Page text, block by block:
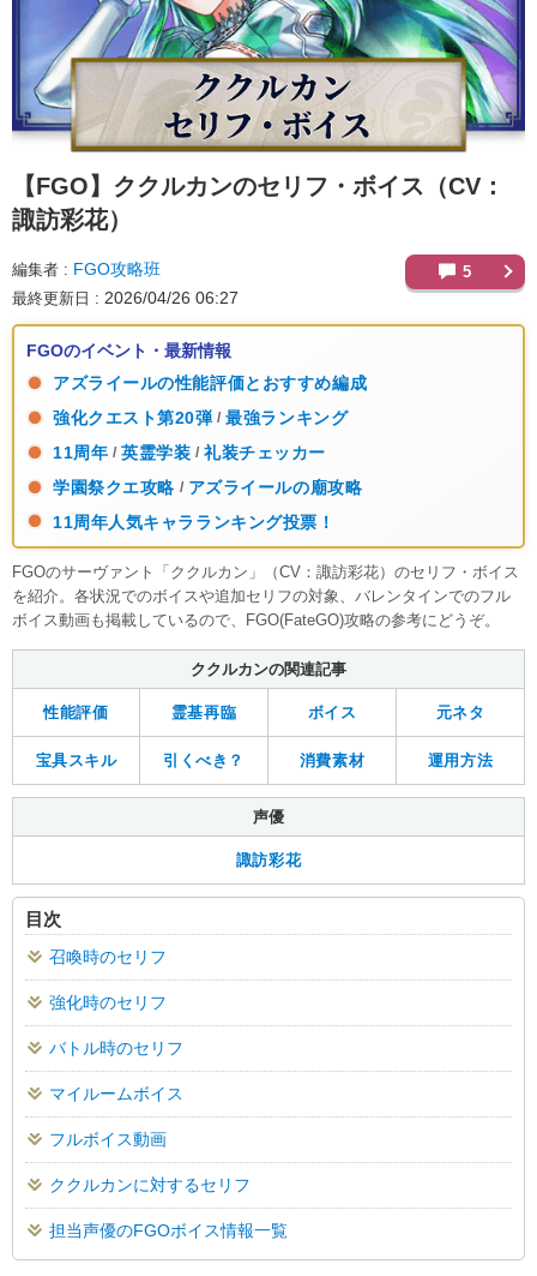
【FGO】 ククルカンのセリフ・ボイス（CV：
諏訪彩花）
編集者 FGO攻略班
最終更新日 2026/04/26 06:27
5
FGOのイベント・最新情報
アズライールの性能評価とおすすめ編成
強化クエスト第20弾 / 最強ランキング
11周年 / 英霊学装 / 礼装チェッカー
学園祭クエ攻略 / アズライールの廟攻略
11周年人気キャラランキング投票！
FGOのサーヴァント「ククルカン」（CV：諏訪彩花）のセリフ・ボイス
を紹介。各状況でのボイスや追加セリフの対象、バレンタインでのフル
ボイス動画も掲載しているので、FGO(FateGO)攻略の参考にどうぞ。
ククルカンの関連記事
性能評価 霊基再臨 ボイス 元ネタ
宝具スキル 引くべき？ 消費素材 運用方法
声優
諏訪彩花
目次
召喚時のセリフ
強化時のセリフ
バトル時のセリフ
マイルームボイス
フルボイス動画
ククルカンに対するセリフ
担当声優のFGOボイス情報一覧